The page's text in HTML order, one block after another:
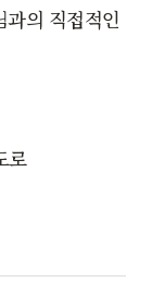
의 직접적인
로